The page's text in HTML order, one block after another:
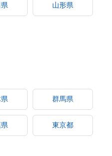
山形県
群馬県
東京都